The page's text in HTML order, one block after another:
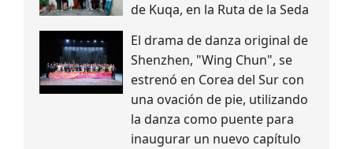
de Kuqa, en la Ruta de la Seda
El drama de danza original de
Shenzhen, "Wing Chun", se
estrenó en Corea del Sur con
una ovación de pie, utilizando
la danza como puente para
inaugurar un nuevo capítulo